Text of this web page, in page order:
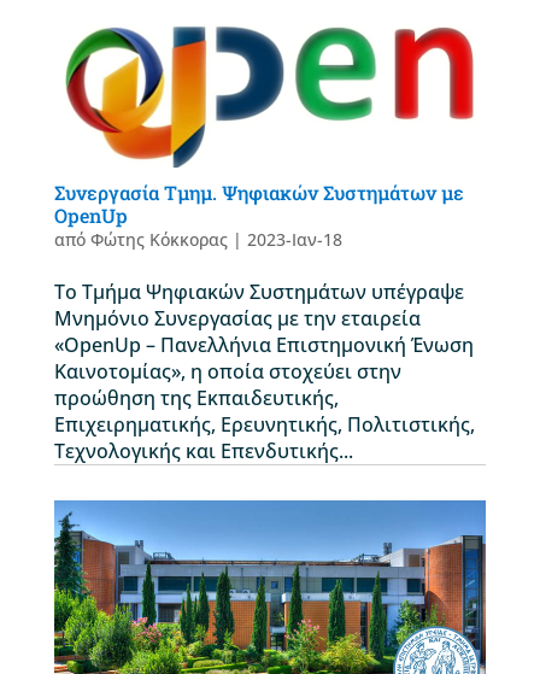
Συνεργασία Τμημ. Ψηφιακών Συστημάτων με
OpenUp
από Φώτης Κόκκορας| 2023-Ιαν-18
Το Τμήμα Ψηφιακών Συστημάτων υπέγραψε
Μνημόνιο Συνεργασίας με την εταιρεία
«OpenUp – Πανελλήνια Επιστημονική Ένωση
Καινοτομίας», η οποία στοχεύει στην
προώθηση της Εκπαιδευτικής,
Επιχειρηματικής, Ερευνητικής, Πολιτιστικής,
Τεχνολογικής και Επενδυτικής...